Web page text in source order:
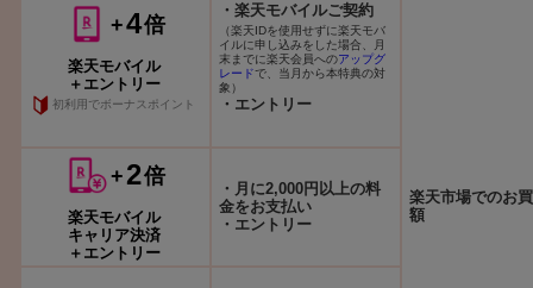
+4倍
楽天モバイル
＋エントリー
初利用でボーナスポイント
+ 2倍
楽天モバイル
キャリア決済
＋エントリー
・楽天モバイルご契約
（楽天IDを使用せずに楽天モバ
イルに申し込みをした場合、月
末までに楽天会員へのアップグ
レードで、当月から本特典の対
象）
・エントリー
・月に2,000円以上の料
金をお支払い
・エントリー
楽天市場でのお
額